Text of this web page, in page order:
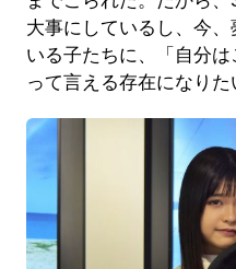
大事にしているし、今
いる子たちに、「自分
って言える存在になりた